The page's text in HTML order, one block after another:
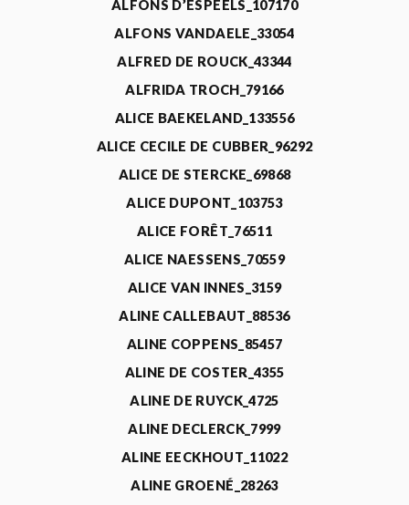
ALFONS D’ESPEELS_107170
ALFONS VANDAELE_33054
ALFRED DE ROUCK_43344
ALFRIDA TROCH_79166
ALICE BAEKELAND_133556
ALICE CECILE DE CUBBER_96292
ALICE DE STERCKE_69868
ALICE DUPONT_103753
ALICE FORÊT_76511
ALICE NAESSENS_70559
ALICE VAN INNES_3159
ALINE CALLEBAUT_88536
ALINE COPPENS_85457
ALINE DE COSTER_4355
ALINE DE RUYCK_4725
ALINE DECLERCK_7999
ALINE EECKHOUT_11022
ALINE GROENÉ_28263